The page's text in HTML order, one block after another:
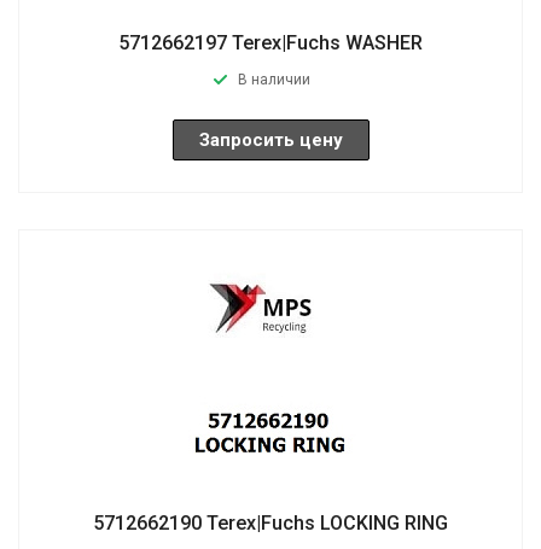
5712662197 Terex|Fuchs WASHER
В наличии
Запросить цену
5712662190 Terex|Fuchs LOCKING RING